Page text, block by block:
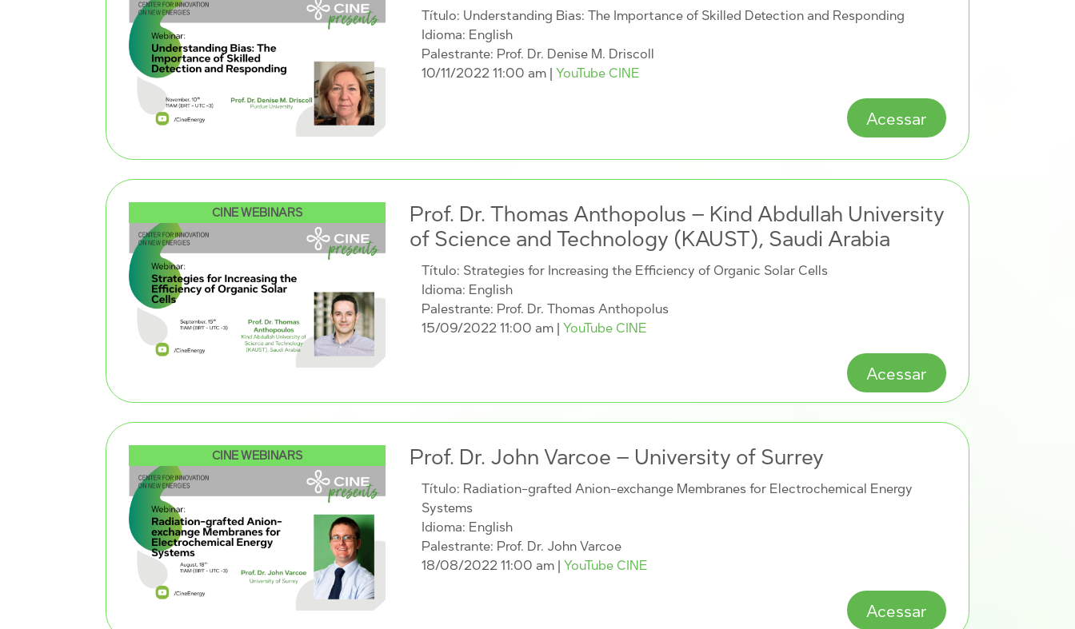
Título: Understanding Bias: The Importance of Skilled Detection and Responding
Idioma: English
Palestrante: Prof. Dr. Denise M. Driscoll
10/11/2022 11:00 am | YouTube CINE
Acessar
CINE WEBINARS
Prof. Dr. Thomas Anthopolus – Kind Abdullah University
of Science and Technology (KAUST), Saudi Arabia
Título: Strategies for Increasing the Efficiency of Organic Solar Cells
Idioma: English
Palestrante: Prof. Dr. Thomas Anthopolus
15/09/2022 11:00 am
YouTube CINE
Acessar
CINE WEBINARS Prof. Dr. John Varcoe – University of Surrey
Título: Radiation-grafted Anion-exchange Membranes for Electrochemical Energy
Systems
Idioma: English
Palestrante: Prof. Dr. John Varcoe
18/08/2022 11:00 am
YouTube CINE
Acessar